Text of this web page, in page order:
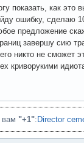
показать, как это
ошибку, сделаю
предложение
завершу сию
никто не сможет
криворукими
вам "+1": Director